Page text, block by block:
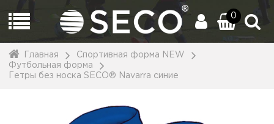
0
Главная
Спортивная форма NEW
Футбольная форма
Гетры без носка SECO® Navarra синие